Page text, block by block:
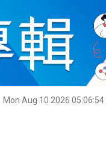
Mon Aug 10 2026
名家榜 灼見